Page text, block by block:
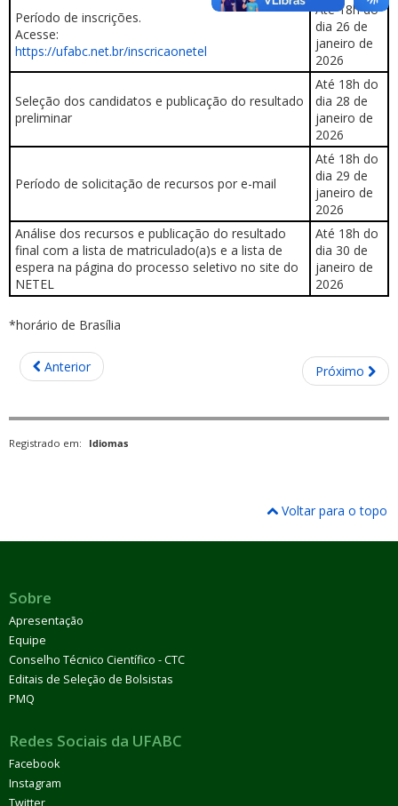
Período de inscrições.
Acesse:
https://ufabc.net.br/inscricaonetel
Até 18h do
dia 26 de
janeiro de
2026
Seleção dos candidatos e publicação do resultado
preliminar
Até 18h do
dia 28 de
janeiro de
2026
Período de solicitação de recursos por e-mail
Até 18h do
dia 29 de
janeiro de
2026
Análise dos recursos e publicação do resultado
final com a lista de matriculado(a)s e a lista de
espera na página do processo seletivo no site do
NETEL
Até 18h do
dia 30 de
janeiro de
2026
*horário de Brasília
Anterior Próximo
Registrado em: Idiomas
Voltar para o topo
Sobre
Apresentação
Equipe
Conselho Técnico Científico - CTC
Editais de Seleção de Bolsistas
PMQ
Redes Sociais da UFABC
Facebook
Instagram